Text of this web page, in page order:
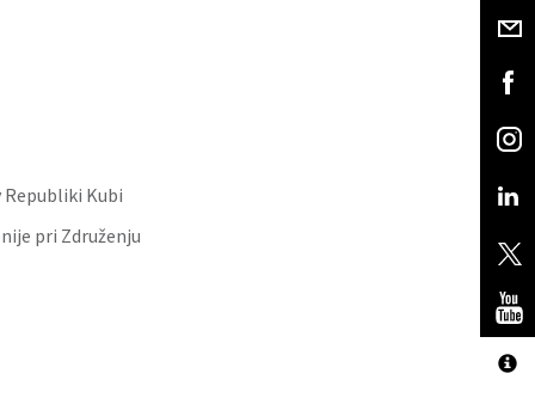
Kubi
pri Združenju